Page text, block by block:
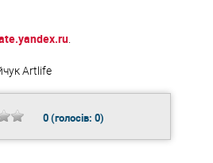
.
Artlife
0(голосів: 0)